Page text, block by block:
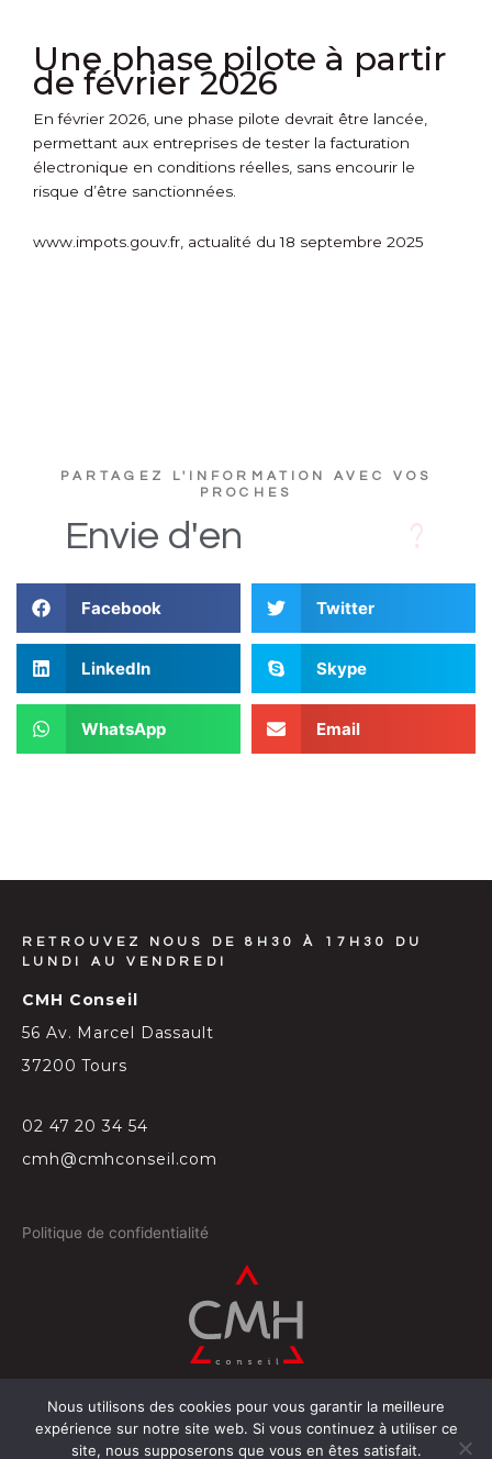
Une phase pilote à partir
de février 2026
En février 2026, une phase pilote devrait être lancée,
permettant aux entreprises de tester la facturation
électronique en conditions réelles, sans encourir le
risque d’être sanctionnées.
www.impots.gouv.fr, actualité du 18 septembre 2025
PARTAGEZ L'INFORMATION AVEC VOS
PROCHES
Envie d'en
Facebook Twitter
LinkedIn Skype
WhatsApp Email
RETROUVEZ NOUS DE 8H30 À 17H30 DU
LUNDI AU VENDREDI
CMH Conseil
56 Av. Marcel Dassault
37200 Tours
02 47 20 34 54
cmh@cmhconseil.com
Politique de confidentialité
© 2026 Conçu par Projectil-Sogepress à Tours
Nous utilisons des cookies pour vous garantir la meilleure
expérience sur notre site web. Si vous continuez à utiliser ce
site, nous supposerons que vous en êtes satisfait.